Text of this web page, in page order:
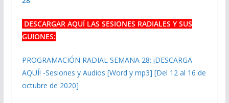
DESCARGAR AQUÍ LAS SESIONES RADIALES Y SUS
GUIONES:
PROGRAMACIÓN RADIAL SEMANA 28: ¡DESCARGA
AQUÍ! -Sesiones y Audios [Word y mp3] [Del 12 al 16 de
octubre de 2020]